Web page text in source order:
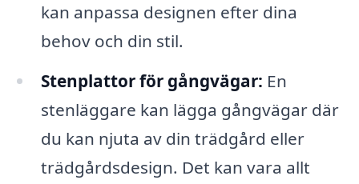
kan anpassa designen efter dina
behov och din stil.
Stenplattor för gångvägar: En
stenläggare kan lägga gångvägar där
du kan njuta av din trädgård eller
trädgårdsdesign. Det kan vara allt